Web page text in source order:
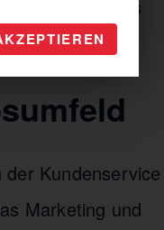
zeigt, dass das
anzugehen.
Kundenservice
Marketing und